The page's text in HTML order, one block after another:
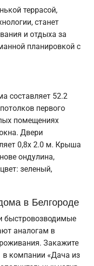
террасой,
станет
и отдыха за
планировкой с
составляет 52.2
первого
помещениях
Двери
0,8x 2.0 м. Крыша
ондулина,
зеленый,
в Белгороде
быстровозводимые
аналогам в
Закажите
в компании «Дача из